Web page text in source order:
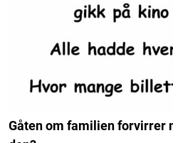
Gåten om familien forvirrer